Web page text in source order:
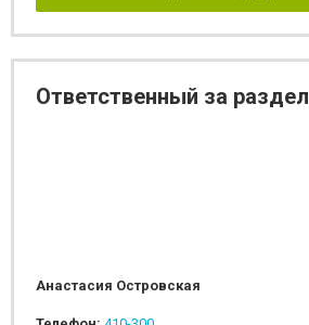
Ответственный за раздел
Анастасия Островская